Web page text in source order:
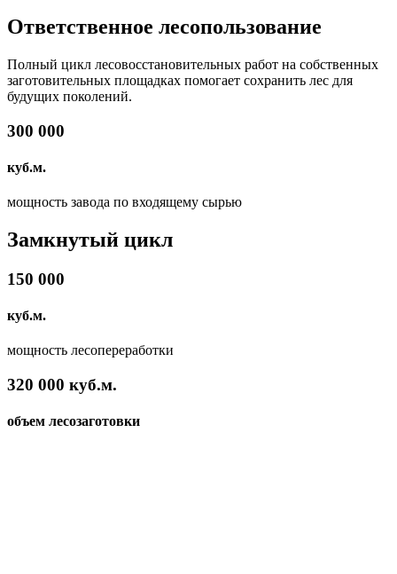
Ответственное лесополь­зование
Полный цикл лесовосстановительных работ на собственных
заготовительных площадках помогает сохранить лес для
будущих поколений.
300 000
куб.м.
мощность завода по входящему сырью
Замкнутый цикл
150 000
куб.м.
мощность лесопереработки
320 000 куб.м.
объем лесозаготовки